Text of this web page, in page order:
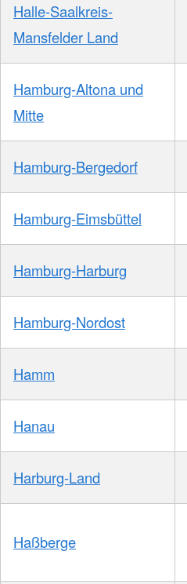
Halle-Saalkreis-
Mansfelder Land
Hamburg-Altona und
Mitte
Hamburg-Bergedorf
Hamburg-Eimsbüttel
Hamburg-Harburg
Hamburg-Nordost
Hamm
Hanau
Harburg-Land
Haßberge